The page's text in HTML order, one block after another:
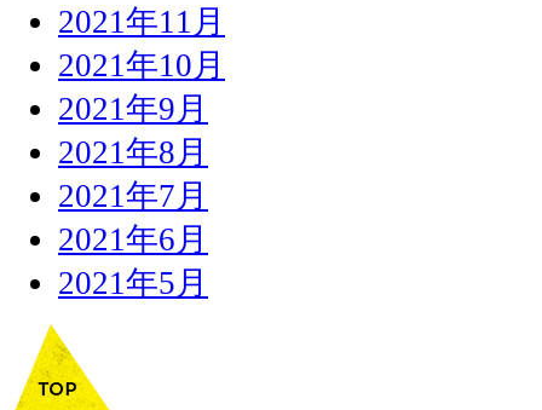
2021年11月
2021年10月
2021年9月
2021年8月
2021年7月
2021年6月
2021年5月